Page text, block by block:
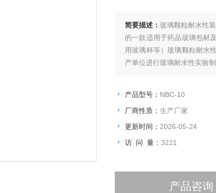
简要描述： 玻璃颗粒耐水性
的一款适用于药品玻璃包材
用玻璃杯等）玻璃颗粒耐水
产单位进行玻璃耐水性实验制
产品型号： NBC-10
厂商性质： 生产厂家
更新时间： 2026-05-24
访 问 量： 3221
产品咨询